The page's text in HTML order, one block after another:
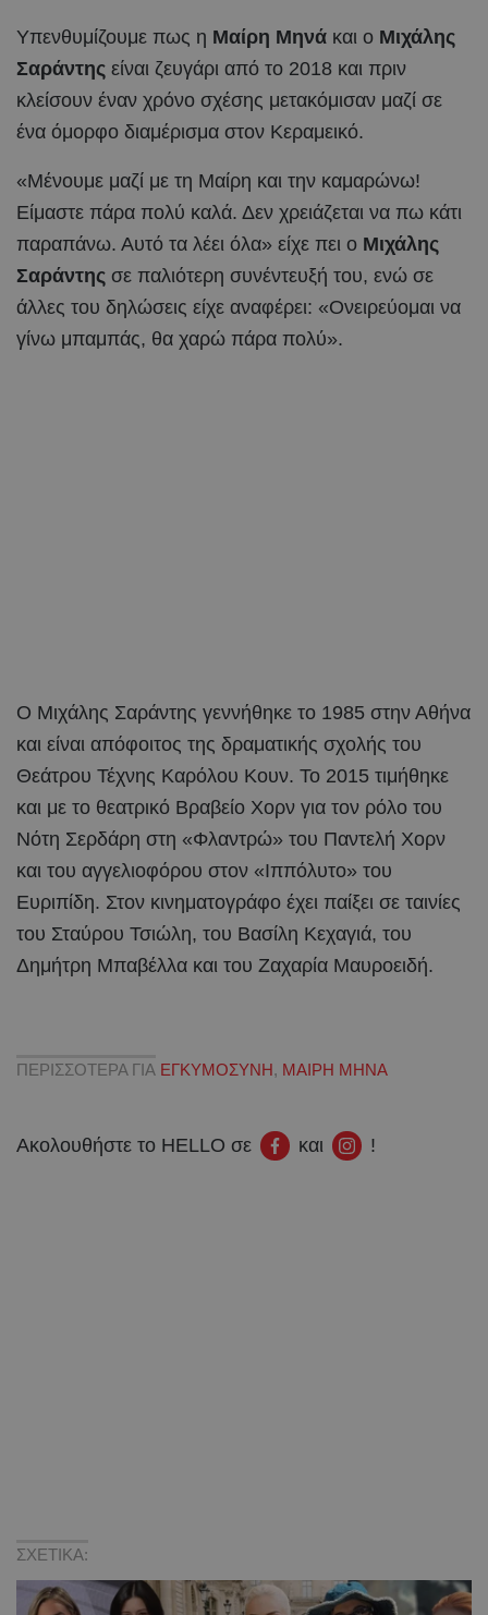
Υπενθυμίζουμε πως η Μαίρη Μηνά και ο Μιχάλης
Σαράντης είναι ζευγάρι από το 2018 και πριν
κλείσουν έναν χρόνο σχέσης μετακόμισαν μαζί σε
ένα όμορφο διαμέρισμα στον Κεραμεικό.
«Μένουμε μαζί με τη Μαίρη και την καμαρώνω!
Είμαστε πάρα πολύ καλά. Δεν χρειάζεται να πω κάτι
παραπάνω. Αυτό τα λέει όλα» είχε πει ο Μιχάλης
Σαράντης σε παλιότερη συνέντευξή του, ενώ σε
άλλες του δηλώσεις είχε αναφέρει: «Ονειρεύομαι να
γίνω μπαμπάς, θα χαρώ πάρα πολύ».
Ο Μιχάλης Σαράντης γεννήθηκε το 1985 στην Αθήνα
και είναι απόφοιτος της δραματικής σχολής του
Θεάτρου Τέχνης Καρόλου Κουν. Το 2015 τιμήθηκε
και με το θεατρικό Βραβείο Χορν για τον ρόλο του
Νότη Σερδάρη στη «Φλαντρώ» του Παντελή Χορν
και του αγγελιοφόρου στον «Ιππόλυτο» του
Ευριπίδη. Στον κινηματογράφο έχει παίξει σε ταινίες
του Σταύρου Τσιώλη, του Βασίλη Κεχαγιά, του
Δημήτρη Μπαβέλλα και του Ζαχαρία Μαυροειδή.
ΠΕΡΙΣΣΟΤΕΡΑ ΓΙΑ ΕΓΚΥΜΟΣΥΝΗ, ΜΑΙΡΗ ΜΗΝΑ
Ακολουθήστε το HELLO σε και !
ΣΧΕΤΙΚΑ: